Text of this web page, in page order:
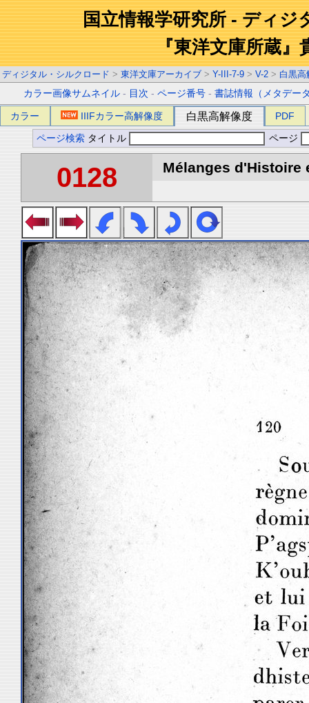
国立情報学研究所 - ディジ
『東洋文庫所蔵』
ディジタル・シルクロード > 東洋文庫アーカイブ > Y-III-7-9 > V-2 > 白黒高
カラー画像サムネイル - 目次 -ページ番号 -書誌情報（メタデー
カラー IIIFカラー高解像度 白黒高解像度 PDF
ページ検索 タイトル ページ
0128 Mélanges d'Histoire